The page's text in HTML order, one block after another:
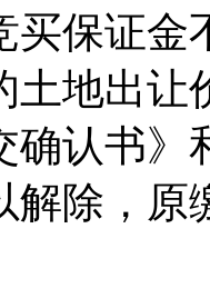
买保证金
土地出让
确认书》
解除，